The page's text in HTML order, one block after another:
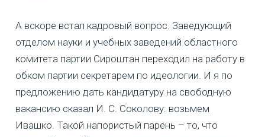
А вскоре встал кадровый вопрос. Заведующий
отделом науки и учебных заведений областного
комитета партии Сироштан переходил на работу в
обком партии секретарем по идеологии. И я по
предложению дать кандидатуру на свободную
вакансию сказал И. С. Соколову: возьмем
Ивашко. Такой напористый парень – то, что